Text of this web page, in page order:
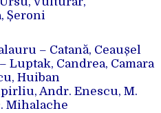
Șeroni
– Catană, Ceaușel
Luptak, Candrea, Camara
Huiban
Andr. Enescu, M.
Mihalache